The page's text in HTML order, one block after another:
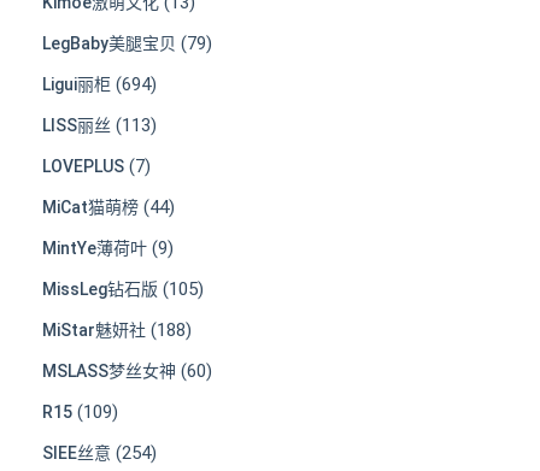
LegBaby美腿宝贝 (79)
Ligui丽柜 (694)
LISS丽丝 (113)
LOVEPLUS (7)
MiCat猫萌榜 (44)
MintYe薄荷叶 (9)
MissLeg钻石版 (105)
MiStar魅妍社 (188)
MSLASS梦丝女神 (60)
R15 (109)
SIEE丝意 (254)